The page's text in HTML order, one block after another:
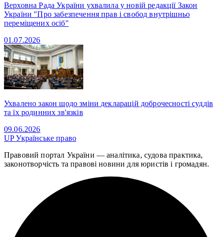
Верховна Рада України ухвалила у новій редакції Закон
України "Про забезпечення прав і свобод внутрішньо
переміщених осіб"
01.07.2026
Ухвалено закон щодо зміни декларацій доброчесності суддів
та їх родинних зв'язків
09.06.2026
UPУкраїнське право
Правовий портал України — аналітика, судова практика,
законотворчість та правові новини для юристів і громадян.